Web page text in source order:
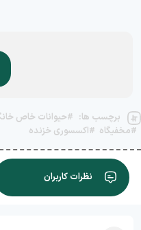
برچسب ها: #حیوانات خاص
#مخفیگاه #اکسسوری خزنده
نظرات کاربران